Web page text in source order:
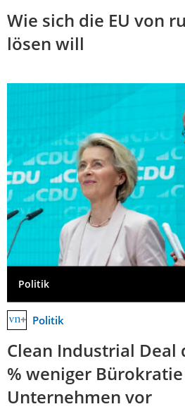
Wie sich die EU von
lösen will
Politik
Politik
Clean Industrial Deal
% weniger
Unternehmen vor